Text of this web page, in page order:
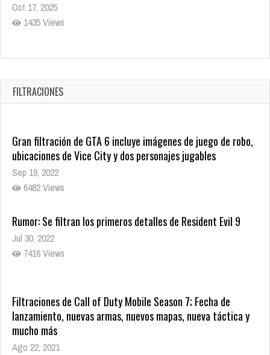
Oct 17, 2025
1435 Views
CRUNCHYROLL ANUNCIA FECHA DE ESTRENO EN CINES DE
Oct 7, 2025
1757 Views
FILTRACIONES
Gran filtración de GTA 6 incluye imágenes de juego de robo,
ubicaciones de Vice City y dos personajes jugables
Sep 19, 2022
6482 Views
Rumor: Se filtran los primeros detalles de Resident Evil 9
Jul 30, 2022
7416 Views
Filtraciones de Call of Duty Mobile Season 7; Fecha de
lanzamiento, nuevas armas, nuevos mapas, nueva táctica y
mucho más
Ago 22, 2021